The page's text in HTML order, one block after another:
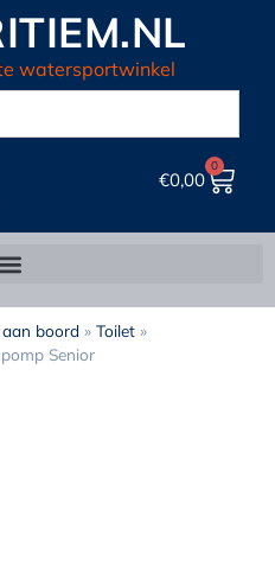
watersportwinkel
€0,00
0
boord » Toilet »
Senior